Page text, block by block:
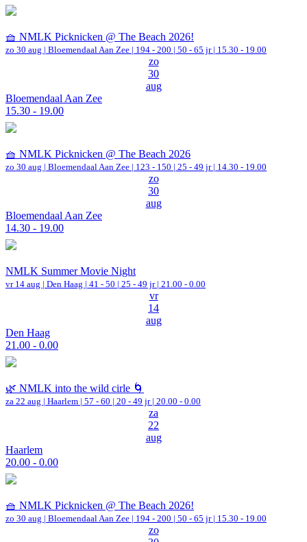
🧺 NMLK Picknicken @ The Beach 2026!
zo 30 aug | Bloemendaal Aan Zee | 194 - 200 | 50 - 65 jr | 15.30 - 19.00
zo
30
aug
Bloemendaal Aan Zee
15.30 - 19.00
🧺 NMLK Picknicken @ The Beach 2026
zo 30 aug | Bloemendaal Aan Zee | 123 - 150 | 25 - 49 jr | 14.30 - 19.00
zo
30
aug
Bloemendaal Aan Zee
14.30 - 19.00
NMLK Summer Movie Night
vr 14 aug | Den Haag | 41 - 50 | 25 - 49 jr | 21.00 - 0.00
vr
14
aug
Den Haag
21.00 - 0.00
🌿 NMLK into the wild cirle 🌀
za 22 aug | Haarlem | 57 - 60 | 20 - 49 jr | 20.00 - 0.00
za
22
aug
Haarlem
20.00 - 0.00
🧺 NMLK Picknicken @ The Beach 2026!
zo 30 aug | Bloemendaal Aan Zee | 194 - 200 | 50 - 65 jr | 15.30 - 19.00
zo